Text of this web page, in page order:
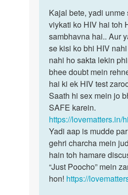
to
5
boy
ke
sath
sex
keya
to…
by
Kajal
Kajal
bete,
yadi
unme
se…
Kajal bete, yadi unme
viykati ko HIV hai toh
sambhavna hai.. Aur
se kisi ko bhi HIV
nahi ho sakta lekin
bhee doubt mein
hai ki ek HIV test
Saath hi sex mein jo
SAFE karein.
https://lovematters.in/
Yadi aap is mudde
gehri charcha mein
hain toh hamare
“Just Poocho” mein
hon! https://